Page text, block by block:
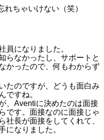
ちゃいけない（笑）
員になりました。
らなかったし、サポートと
かったので、何もわからず
たのですが、どうも面白み
ですね。
、Aventiに決めたのは面接
です。面接なのに面接じゃ
社長が面接をしてくれて、
になりました。